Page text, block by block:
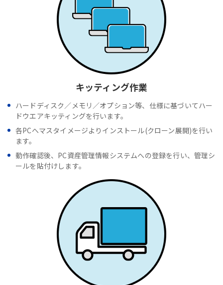
キッティング作業
ハードディスク／メモリ／オプション等、仕様に基づいてハー
ドウエアキッティングを行います。
各PCへマスタイメージよりインストール(クローン展開)を行い
ます。
動作確認後、PC資産管理情報システムへの登録を行い、管理シ
ールを貼付けします。